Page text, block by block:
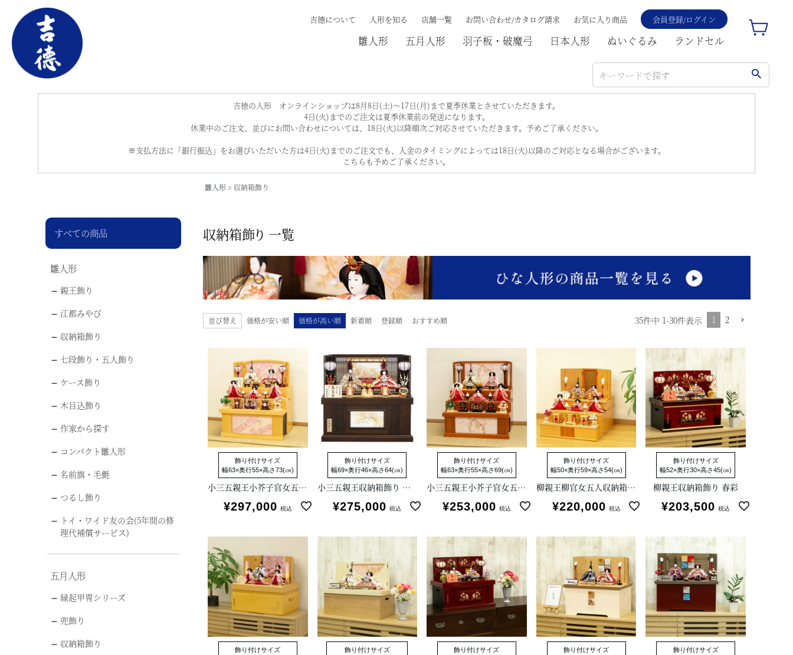
吉德について 人形を知る 店舗一覧 お問い合わせ/カタログ請求 お気に入り商品 会員登録/ログイン
雛人形 五月人形 羽子板・破魔弓 日本人形 ぬいぐるみ ランドセル
吉徳の人形 オンラインショップは8月8日(土)～17日(月)まで夏季休業とさせていただきます。
4日(火)までのご注文は夏季休業前の発送になります。
休業中のご注文、並びにお問い合わせについては、18日(火)以降順次ご対応させていただきます。予めご了承ください。
※支払方法に「銀行振込」をお選びいただいた方は4日(火)までのご注文でも、入金のタイミングによっては18日(火)以降のご対応となる場合がございます。
こちらも予めご了承ください。
雛人形 収納箱飾り
すべての商品
雛人形
親王飾り
江都みやび
収納箱飾り
七段飾り・五人飾り
ケース飾り
木目込飾り
作家から探す
コンパクト雛人形
名前旗・毛氈
つるし飾り
トイ・ワイド友の会(5年間の修
理代補償サービス)
五月人形
縁起甲冑シリーズ
兜飾り
収納箱飾り
収納箱飾り 一覧
並び替え 価格が安い順 価格が高い順 新着順 登録順 おすすめ順 35件中 1-30件表示 1 2
飾り付けサイズ
幅63×奥行55×高さ73(㎝)
小三五親王小芥子官女五人収納箱飾り
¥297,000 税込
飾り付けサイズ
幅69×奥行46×高さ64(㎝)
小三五親王収納箱飾り 春窓雛
¥275,000 税込
飾り付けサイズ
幅63×奥行55×高さ69(㎝)
小三五親王小芥子官女五人収納箱飾り
¥253,000 税込
飾り付けサイズ
幅50×奥行59×高さ54(㎝)
柳親王柳官女五人収納箱飾り
¥220,000 税込
飾り付けサイズ
幅52×奥行30×高さ45(㎝)
柳親王収納箱飾り 春彩
¥203,500 税込
飾り付けサイズ
飾り付けサイズ
飾り付けサイズ
飾り付けサイズ
飾り付けサイズ